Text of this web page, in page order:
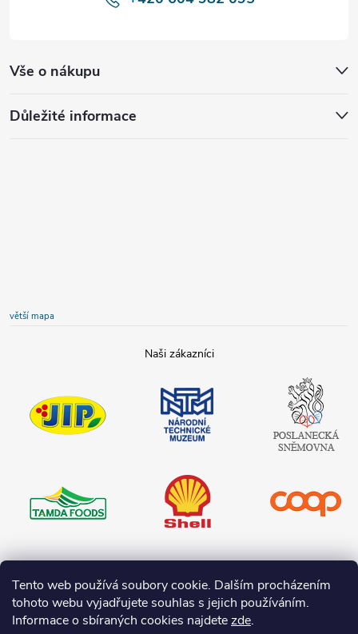
Tento web používá soubory cookie. Dalším procházením
tohoto webu vyjadřujete souhlas s jejich používáním.
Informace o sbíraných cookies najdetezde.
Vše o nákupu
Důležité informace
větší mapa
technické
muzeum
Poslanecká
sněmovna
České
republiky
Teta drogerie